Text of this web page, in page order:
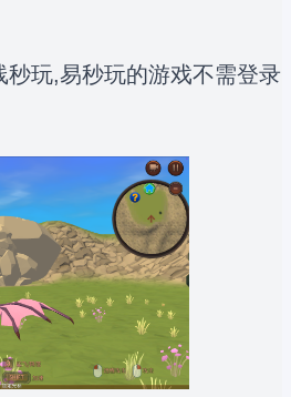
秒玩,易秒玩的游戏不需登录